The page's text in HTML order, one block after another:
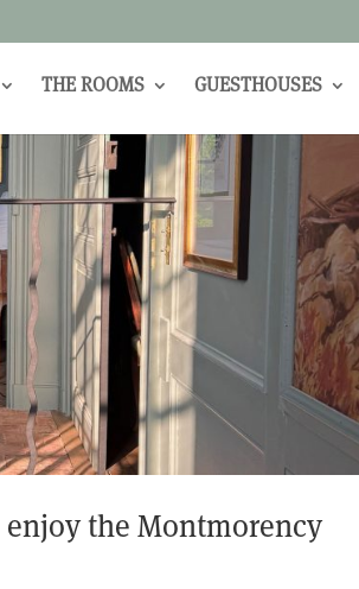
THE ROOMS GUESTHOUSES
enjoy the Montmorency